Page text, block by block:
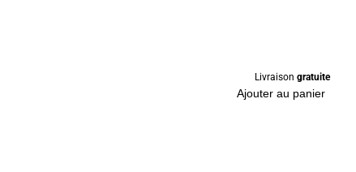
Livraison gratuite
Ajouter au panier